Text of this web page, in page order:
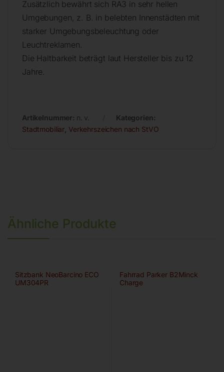
Zusätzlich bewährt sich RA3 in sehr hellen
Umgebungen, z. B. in belebten Innenstädten mit
starker Umgebungsbeleuchtung oder
Leuchtreklamen.
Die Haltbarkeit beträgt laut Hersteller bis zu 12
Jahre.
Artikelnummer: n. v.
Kategorien:
Stadtmobiliar Verkehrszeichen nach StVO
Ähnliche Produkte
Sitzbank NeoBarcino ECO
UM304PR
Fahrrad Parker B2Minck
Charge